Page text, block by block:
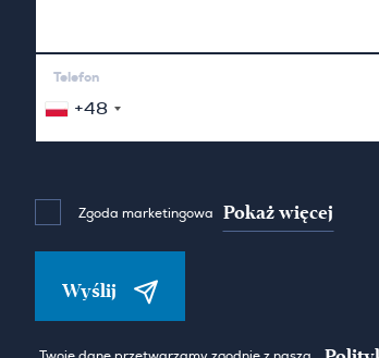
Telefon
+48
Zgoda marketingowa Pokaż więcej
Wyślij